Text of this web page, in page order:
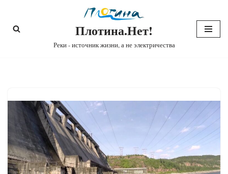
Перейти
Плотина.Нет!
Реки - источник жизни, а не электричества